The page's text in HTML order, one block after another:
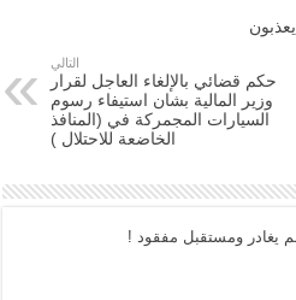
التالي
حكم قضائي بالإلغاء العاجل لقرار
وزير المالية بشان استيفاء رسوم
السيارات المجمركة في (المنافذ
الخاضعة للاحتلال )
يغادر ومستقبل مفقود !